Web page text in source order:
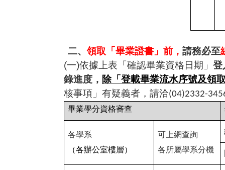
二、 領取「畢業證書」前， 請務必至
(一)依據上表「確認畢業資格日期」 登
錄進度， 除「登載畢業流水序號及領
核事項」有疑義者，請洽(04)2332-
畢業學分資格審查
各學系
（各辦公室樓層）
可上網查詢
各所屬學系分機